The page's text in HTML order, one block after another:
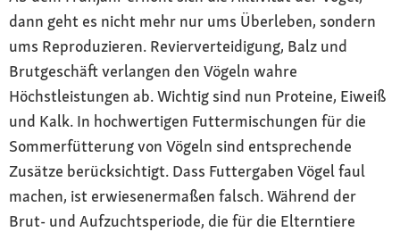
dann geht es nicht mehr nur ums Überleben, sondern
ums Reproduzieren. Revierverteidigung, Balz und
Brutgeschäft verlangen den Vögeln wahre
Höchstleistungen ab. Wichtig sind nun Proteine, Eiweiß
und Kalk. In hochwertigen Futtermischungen für die
Sommerfütterung von Vögeln sind entsprechende
Zusätze berücksichtigt. Dass Futtergaben Vögel faul
machen, ist erwiesenermaßen falsch. Während der
Brut- und Aufzuchtsperiode, die für die Elterntiere